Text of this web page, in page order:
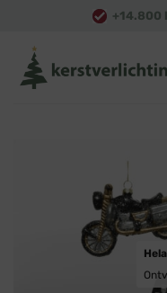
content
+14.800